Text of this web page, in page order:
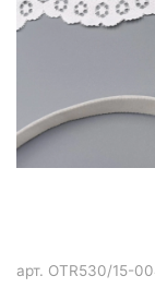
арт. OTR530/15-